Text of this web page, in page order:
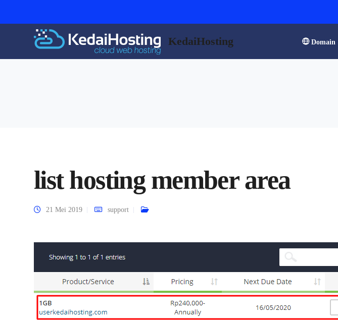
KedaiHosting Domain
list hosting member area
21 Mei 2019 support